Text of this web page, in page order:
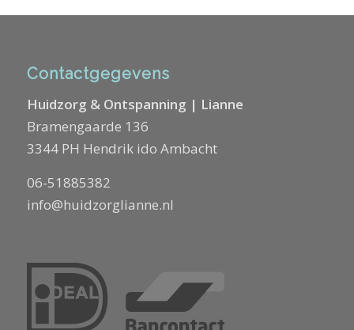
Contactgegevens
Huidzorg & Ontspanning | Lianne
Bramengaarde 136
3344 PH Hendrik ido Ambacht
06-51885382
info@huidzorglianne.nl